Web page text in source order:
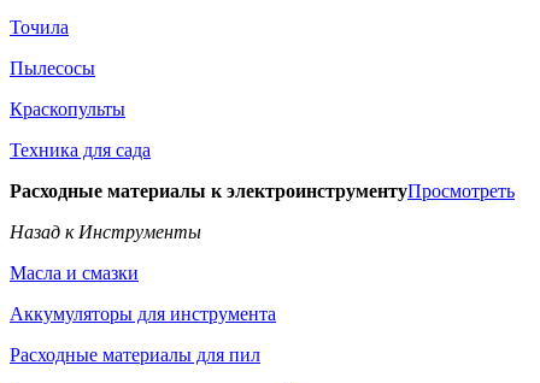
Точила
Пылесосы
Краскопульты
Техника для сада
Расходные материалы к электроинструментуПросмотреть
Назад к Инструменты
Масла и смазки
Аккумуляторы для инструмента
Расходные материалы для пил